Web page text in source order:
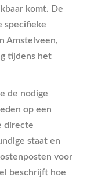
komt. De
specifieke
Amstelveen,
tijdens het
de nodige
op een
directe
staat en
voor
beschrijft hoe